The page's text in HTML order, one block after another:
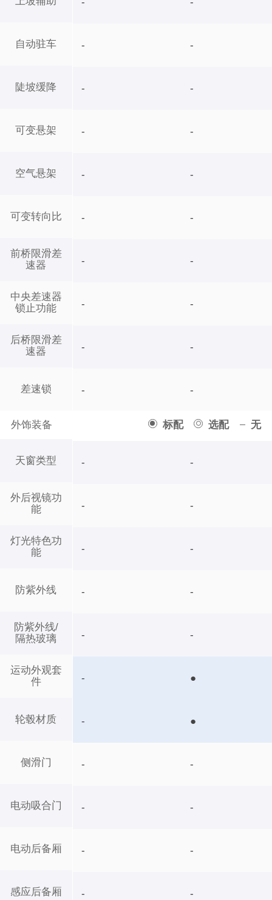
自动驻车
陡坡缓降
可变悬架
空气悬架
可变转向比
前桥限滑差
速器
中央差速器
锁止功能
后桥限滑差
速器
差速锁
外饰装备 标配 选配 无
天窗类型
外后视镜功
能
灯光特色功
能
防紫外线
防紫外线/
隔热玻璃
运动外观套
件
轮毂材质
侧滑门
电动吸合门
电动后备厢
感应后备厢
- -
- -
- -
- -
- -
- -
- -
- -
- -
- -
- -
- -
- -
- -
- ●
- ●
- -
- -
- -
- -